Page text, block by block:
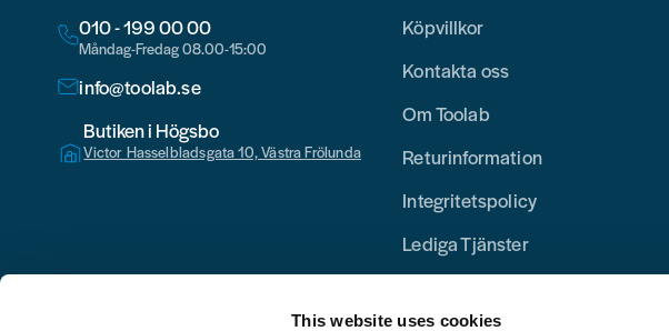
This website uses cookies
010 - 199 00 00
Måndag-Fredag 08.00-15:00
info@toolab.se
Butiken i Högsbo
Victor Hasselbladsgata 10, Västra Frölunda
Köpvillkor
Kontakta oss
Om Toolab
Returinformation
Integritetspolicy
Lediga Tjänster